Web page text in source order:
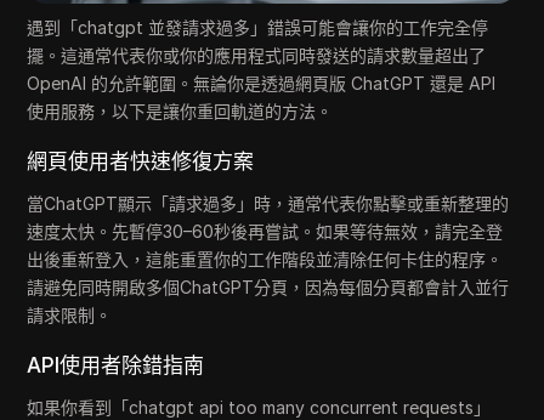
遇到「chatgpt 並發請求過多」錯誤可能會讓你的工作完全停
擺。這通常代表你或你的應用程式同時發送的請求數量超出了
OpenAI 的允許範圍。無論你是透過網頁版 ChatGPT 還是 API
使用服務，以下是讓你重回軌道的方法。
網頁使用者快速修復方案
當ChatGPT顯示「請求過多」時，通常代表你點擊或重新整理的
速度太快。先暫停30–60秒後再嘗試。如果等待無效，請完全登
出後重新登入，這能重置你的工作階段並清除任何卡住的程序。
請避免同時開啟多個ChatGPT分頁，因為每個分頁都會計入並行
請求限制。
API使用者除錯指南
如果你看到「chatgpt api too many concurrent requests」